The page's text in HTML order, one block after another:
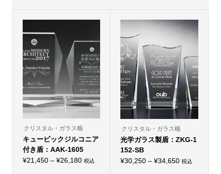
クリスタル・ガラス楯
キュービックジルコニア
付き盾：AAK-1605
¥21,450 – ¥26,180価税込
クリスタル・ガラス楯
光学ガラス製盾：ZKG-1
152-SB
¥30,250 – ¥34,650価税込